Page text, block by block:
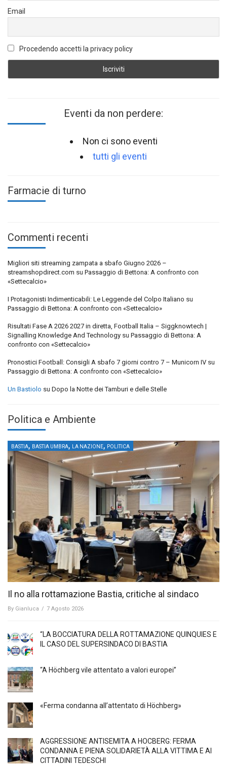
Email
Procedendo accetti la privacy policy
Eventi da non perdere:
Non ci sono eventi
tutti gli eventi
Farmacie di turno
Commenti recenti
Migliori siti streaming zampata a sbafo Giugno 2026 –
streamshopdirect.com su Passaggio di Bettona: A confronto con
«Settecalcio»
I Protagonisti Indimenticabili: Le Leggende del Colpo Italiano su
Passaggio di Bettona: A confronto con «Settecalcio»
Risultati Fase A 2026 2027 in diretta, Football Italia – Siggknowtech |
Signalling Knowledge And Technology su Passaggio di Bettona: A
confronto con «Settecalcio»
Pronostici Football: Consigli A sbafo 7 giorni contro 7 – Municorn IV su
Passaggio di Bettona: A confronto con «Settecalcio»
Un Bastiolo su Dopo la Notte dei Tamburi e delle Stelle
Politica e Ambiente
BASTIA, BASTIA UMBRA, LA NAZIONE, POLITICA
Il no alla rottamazione Bastia, critiche al sindaco
By Gianluca / 7 Agosto 2026
“LA BOCCIATURA DELLA ROTTAMAZIONE QUINQUIES E
IL CASO DEL SUPERSINDACO DI BASTIA
“A Höchberg vile attentato a valori europei”
«Ferma condanna all’attentato di Höchberg»
AGGRESSIONE ANTISEMITA A HÖCBERG: FERMA
CONDANNA E PIENA SOLIDARIETÀ ALLA VITTIMA E AI
CITTADINI TEDESCHI